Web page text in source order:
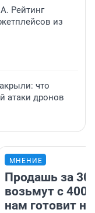
Рейтинг
из
что
атаки дронов
МНЕНИЕ
Продашь за
возьмут с
нам готовит